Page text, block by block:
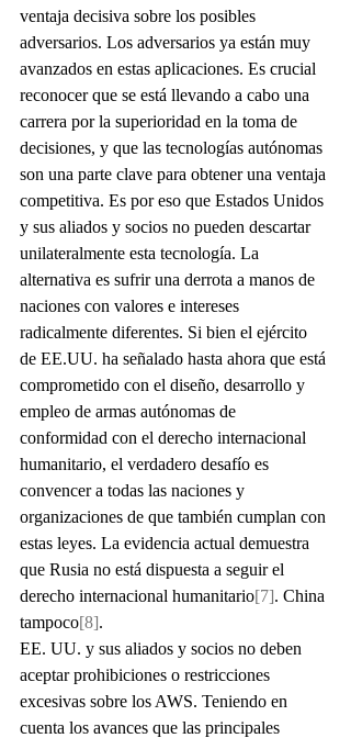
ventaja decisiva sobre los posibles
adversarios. Los adversarios ya están muy
avanzados en estas aplicaciones. Es crucial
reconocer que se está llevando a cabo una
carrera por la superioridad en la toma de
decisiones, y que las tecnologías autónomas
son una parte clave para obtener una ventaja
competitiva. Es por eso que Estados Unidos
y sus aliados y socios no pueden descartar
unilateralmente esta tecnología. La
alternativa es sufrir una derrota a manos de
naciones con valores e intereses
radicalmente diferentes. Si bien el ejército
de EE.UU. ha señalado hasta ahora que está
comprometido con el diseño, desarrollo y
empleo de armas autónomas de
conformidad con el derecho internacional
humanitario, el verdadero desafío es
convencer a todas las naciones y
organizaciones de que también cumplan con
estas leyes. La evidencia actual demuestra
que Rusia no está dispuesta a seguir el
derecho internacional humanitario[7]. China
tampoco[8].
EE. UU. y sus aliados y socios no deben
aceptar prohibiciones o restricciones
excesivas sobre los AWS. Teniendo en
cuenta los avances que las principales